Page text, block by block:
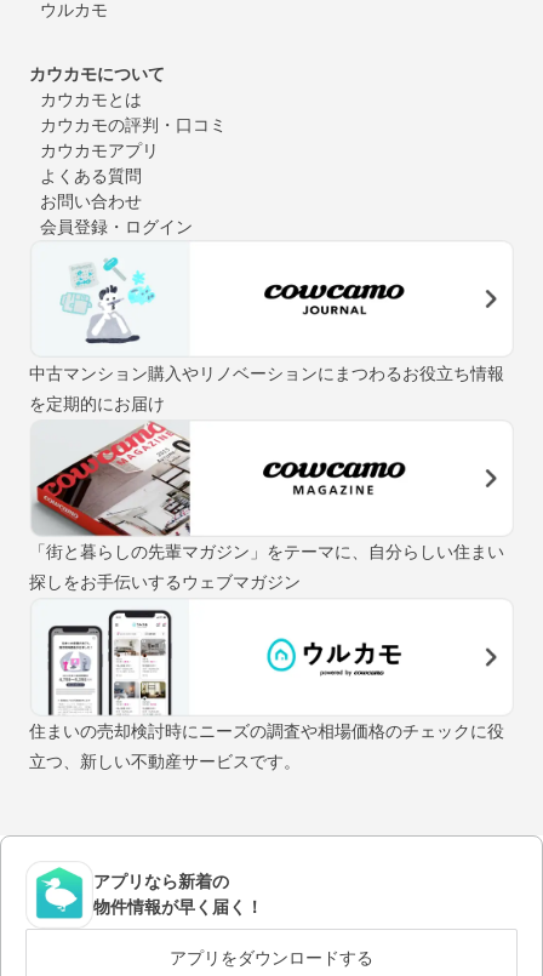
ウルカモ
カウカモについて
カウカモとは
カウカモの評判・口コミ
カウカモアプリ
よくある質問
お問い合わせ
会員登録・ログイン
中古マンション購入やリノベーションにまつわるお役立ち情報
を定期的にお届け
「街と暮らしの先輩マガジン」をテーマに、自分らしい住まい
探しをお手伝いするウェブマガジン
住まいの売却検討時にニーズの調査や相場価格のチェックに役
立つ、新しい不動産サービスです。
アプリなら新着の
物件情報が早く届く！
アプリをダウンロードする